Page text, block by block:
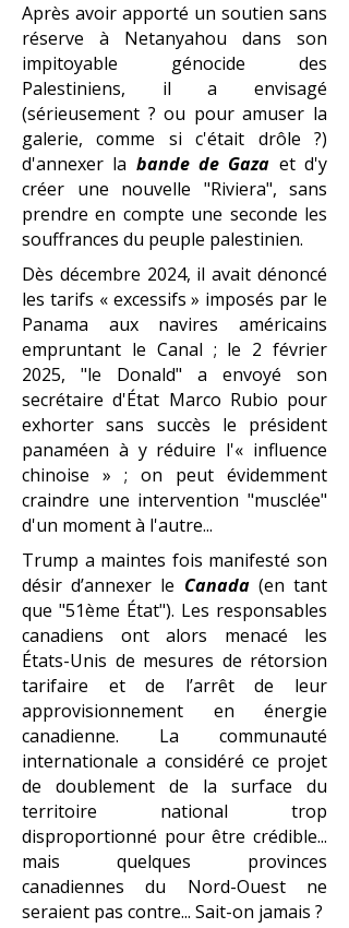
Après avoir apporté un soutien sans
réserve à Netanyahou dans son
impitoyable génocide des
Palestiniens, il a envisagé
(sérieusement ? ou pour amuser la
galerie, comme si c'était drôle ?)
d'annexer la bande de Gaza et d'y
créer une nouvelle "Riviera", sans
prendre en compte une seconde les
souffrances du peuple palestinien.
Dès décembre 2024, il avait dénoncé
les tarifs « excessifs » imposés par le
Panama aux navires américains
empruntant le Canal ; le 2 février
2025, "le Donald" a envoyé son
secrétaire d'État Marco Rubio pour
exhorter sans succès le président
panaméen à y réduire l'« influence
chinoise » ; on peut évidemment
craindre une intervention "musclée"
d'un moment à l'autre...
Trump a maintes fois manifesté son
désir d’annexer le Canada(en tant
que "51ème État"). Les responsables
canadiens ont alors menacé les
États-Unis de mesures de rétorsion
tarifaire et de l’arrêt de leur
approvisionnement en énergie
canadienne. La communauté
internationale a considéré ce projet
de doublement de la surface du
territoire national trop
disproportionné pour être crédible...
mais quelques provinces
canadiennes du Nord-Ouest ne
seraient pas contre... Sait-on jamais ?